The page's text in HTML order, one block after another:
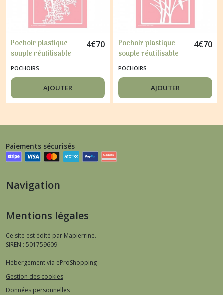
Pochoir plastique
souple réutilisable
Nellie's Choice ARBRE
001
4€70
POCHOIRS
AJOUTER
Pochoir plastique
souple réutilisable
Nellie's Choice
OISEAU ARBRE 003
4€70
POCHOIRS
AJOUTER
Paiements sécurisés
Navigation
Mentions légales
Ce site est édité par Mapierrine.
SIREN : 501759609
Hébergement via eProShopping
Gestion des cookies
Données personnelles